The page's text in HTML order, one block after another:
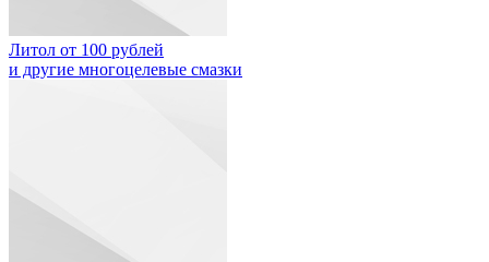
Литол от 100 рублей
и другие многоцелевые смазки